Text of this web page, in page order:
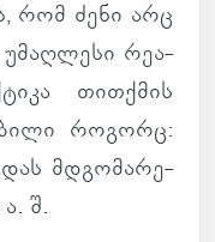
რომ ძენი არც
უმაღ­ლესი რე­ა­
თით­ქმის
რო­გორც:
მდგო­მა­რე­
შ.